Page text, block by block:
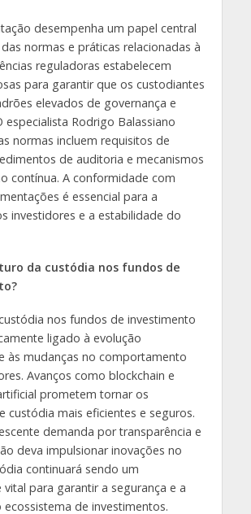
desempenha um papel central
normas e práticas relacionadas à
reguladoras estabelecem
para garantir que os custodiantes
elevados de governança e
especialista Rodrigo Balassiano
normas incluem requisitos de
de auditoria e mecanismos
contínua. A conformidade com
é essencial para a
investidores e a estabilidade do
da custódia nos fundos de
nos fundos de investimento
ligado à evolução
às mudanças no comportamento
Avanços como blockchain e
prometem tornar os
custódia mais eficientes e seguros.
demanda por transparência e
deva impulsionar inovações no
continuará sendo um
para garantir a segurança e a
ecossistema de investimentos.